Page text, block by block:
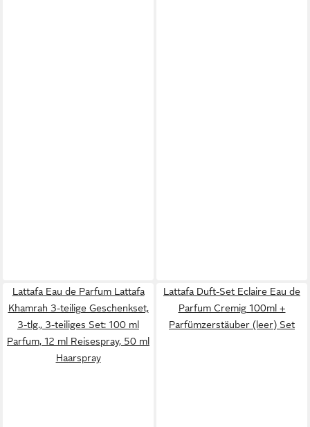
Lattafa Eau de Parfum Lattafa
Khamrah 3-teilige Geschenkset,
3-tlg., 3-teiliges Set: 100 ml
Parfum, 12 ml Reisespray, 50 ml
Haarspray
Lattafa Duft-Set Eclaire Eau de
Parfum Cremig 100ml +
Parfümzerstäuber (leer) Set